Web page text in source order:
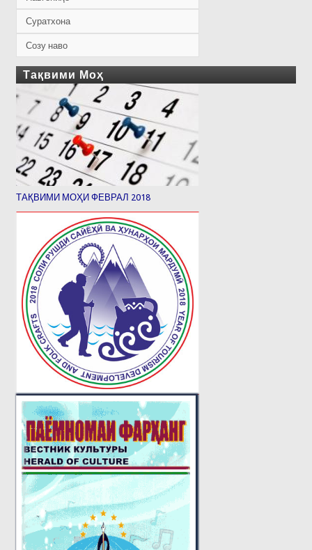
Суратхона
Созу наво
Тақвими Моҳ
ТАҚВИМИ МОҲИ ФЕВРАЛ 2018